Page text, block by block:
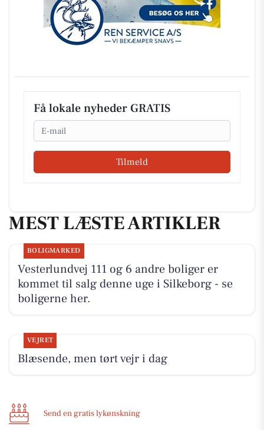
Få lokale nyheder GRATIS
Email
Tilmeld
MEST LÆSTE ARTIKLER
BOLIGMARKED
Vesterlundvej 111 og 6 andre boliger er
kommet til salg denne uge i Silkeborg - se
boligerne her.
VEJRET
Blæsende, men tørt vejr i dag
Send en gratis lykønskning